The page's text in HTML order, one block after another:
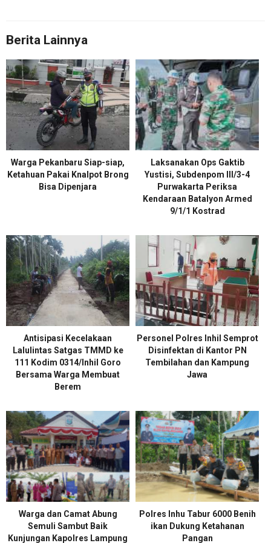
Berita Lainnya
Warga Pekanbaru Siap-siap,
Ketahuan Pakai Knalpot Brong
Bisa Dipenjara
Laksanakan Ops Gaktib
Yustisi, Subdenpom III/3-4
Purwakarta Periksa
Kendaraan Batalyon Armed
9/1/1 Kostrad
Antisipasi Kecelakaan
Lalulintas Satgas TMMD ke
111 Kodim 0314/lnhil Goro
Bersama Warga Membuat
Berem
Personel Polres Inhil Semprot
Disinfektan di Kantor PN
Tembilahan dan Kampung
Jawa
Warga dan Camat Abung
Semuli Sambut Baik
Kunjungan Kapolres Lampung
Polres Inhu Tabur 6000 Benih
ikan Dukung Ketahanan
Pangan